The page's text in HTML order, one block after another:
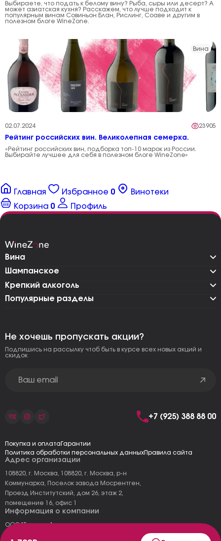
Выбираете, что подать к белому вину? Рыба, сыры или десерт? А
может азиатская кухня? Расскажем, что лучше подходит к
популярным винам Совиньон Блан, Рислинг, Соаве и другим в
полезном блоге WineZone.
Вина
02.07.2024 23905
Рейтинг российских вин. Великолепная семерка.
«Рейтинг российских вин, подборка топ-10 марок из России.
Выбирайте лучшее для себя в полезном блоге WineZone»
Главная Избранное 0
Винотеки
Корзина 0 Профиль
Вина
Шампанское
Крепкий алкоголь
Популярные разделы
Адрес организации
108820, г. Москва, 108820, г. Москва, р-н
Коммунарка, Поселок завода Мосрентген,
Проезд Институтский, дом 26, этаж 2,
помещение 16, офис 1
Информация о компании
ООО "Тоскана"
Не хочешь пропускать акции?
Подпишись на рассылку чтоб быть в курсе всех новых акций и
скидок
+7 (925) 388 88 00
Покупка и оплата Гарантии
Политика обработки персональных данныхПравила сайта